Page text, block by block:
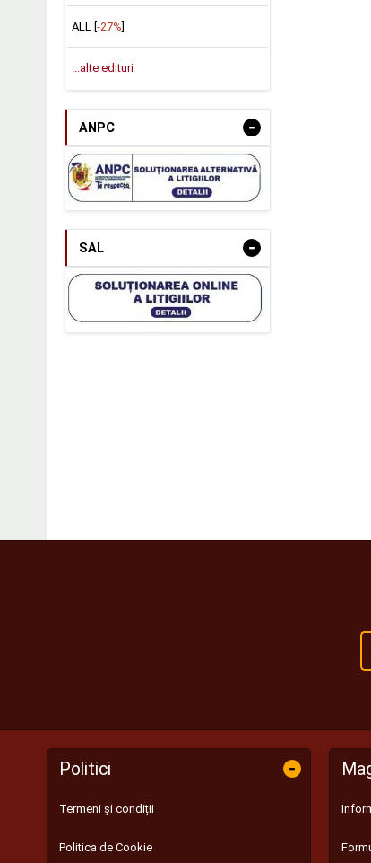
ALL [ -27%
...alte edituri
ANPC -
SAL -
Politici -
Termeni și condiții
Politica de Cookie